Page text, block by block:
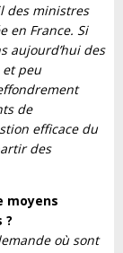
des ministres
en France. Si
aujourd’hui des
et peu
de
efficace du
des
moyens
?
où sont